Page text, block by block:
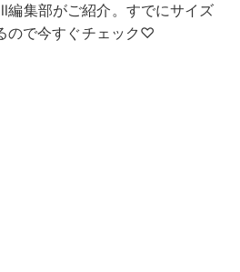
集部がご紹介。すでにサイズ
ので今すぐチェック♡